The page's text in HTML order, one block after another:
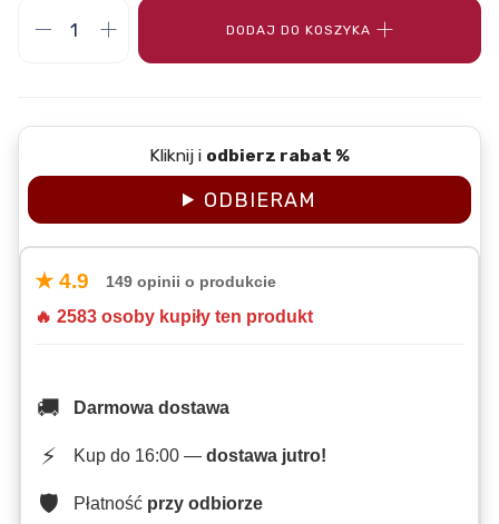
DODAJ DO KOSZYKA
Kliknij i odbierz rabat %
ODBIERAM
★ 4.9 149 opinii o produkcie
🔥 2583 osoby kupiły ten produkt
🚚 Darmowa dostawa
⚡ Kup do 16:00 — dostawa jutro!
🛡️ Płatność przy odbiorze